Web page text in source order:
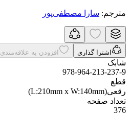
مترجم: سارا مصطفی‌پور
اشترا گذاری افزودن به علاقه‌مندی
شابک
978-964-213-237-9
قطع
رقعی(L:210mm x W:140mm)
تعداد صفحه
376